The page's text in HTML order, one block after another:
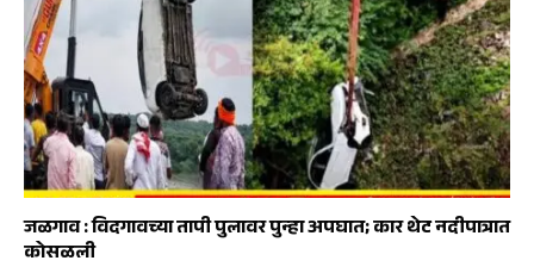
जळगाव : विदगावच्या तापी पुलावर पुन्हा अपघात; कार थेट नदीपात्रात
कोसळली